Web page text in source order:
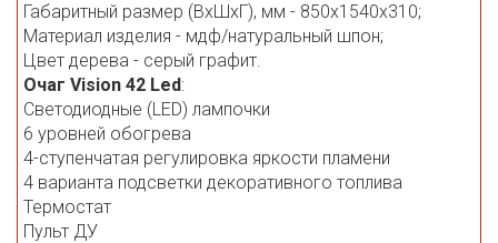
Габаритный размер (ВхШхГ), мм - 850х1540х310;
Материал изделия - мдф/натуральный шпон;
Цвет дерева - серый графит.
Очаг Vision 42 Led:
Светодиодные (LED) лампочки
6 уровней обогрева
4-ступенчатая регулировка яркости пламени
4 варианта подсветки декоративного топлива
Термостат
Пульт ДУ